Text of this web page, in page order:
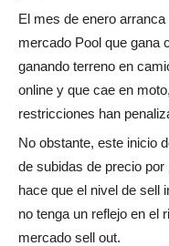
El mes de enero
mercado Pool que gana
ganando terreno en
online y que cae en
restricciones han
No obstante, este inicio
de subidas de precio
hace que el nivel de sell
no tenga un reflejo en el
mercado sell out.